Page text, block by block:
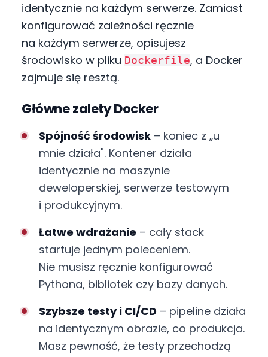
identycznie na każdym serwerze. Zamiast
konfigurować zależności ręcznie
na każdym serwerze, opisujesz
środowisko w pliku Dockerfile, a Docker
zajmuje się resztą.
Główne zalety Docker
Spójność środowisk– koniec z „u
mnie działa". Kontener działa
identycznie na maszynie
deweloperskiej, serwerze testowym
i produkcyjnym.
Łatwe wdrażanie – cały stack
startuje jednym poleceniem.
Nie musisz ręcznie konfigurować
Pythona, bibliotek czy bazy danych.
Szybsze testy i CI/CD – pipeline działa
na identycznym obrazie, co produkcja.
Masz pewność, że testy przechodzą